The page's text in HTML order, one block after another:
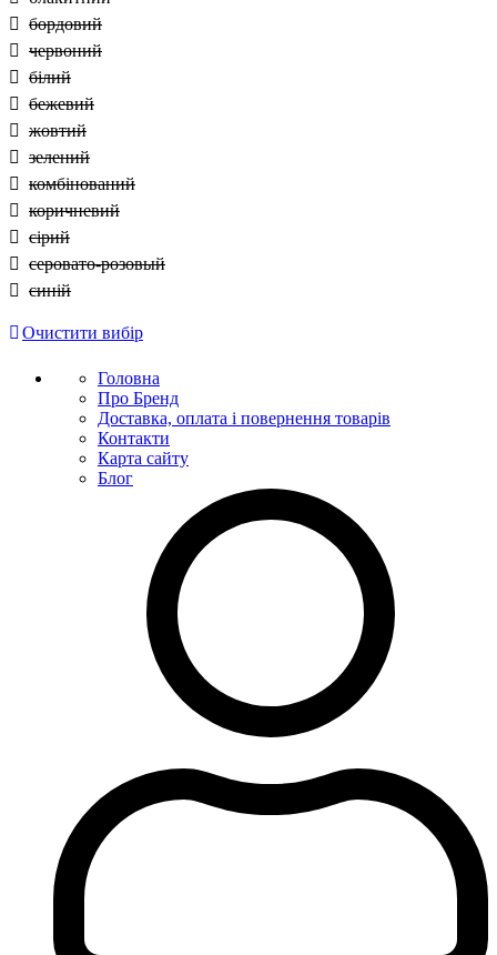
бордовий
червоний
білий
бежевий
жовтий
зелений
комбінований
коричневий
сірий
серовато-розовый
синій
Очистити вибір
Головна
Про Бренд
Доставка, оплата і повернення товарів
Контакти
Карта сайту
Блог